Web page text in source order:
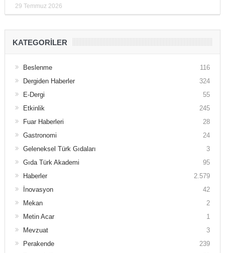
29 Temmuz 2026
KATEGORILER
Beslenme
116
Dergiden Haberler
324
E-Dergi
55
Etkinlik
245
Fuar Haberleri
28
Gastronomi
24
Geleneksel Türk Gıdaları
3
Gıda Türk Akademi
95
Haberler
2.579
İnovasyon
42
Mekan
2
Metin Acar
1
Mevzuat
3
Perakende
239